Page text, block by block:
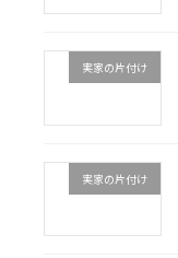
実家の片付け
実家の片付け